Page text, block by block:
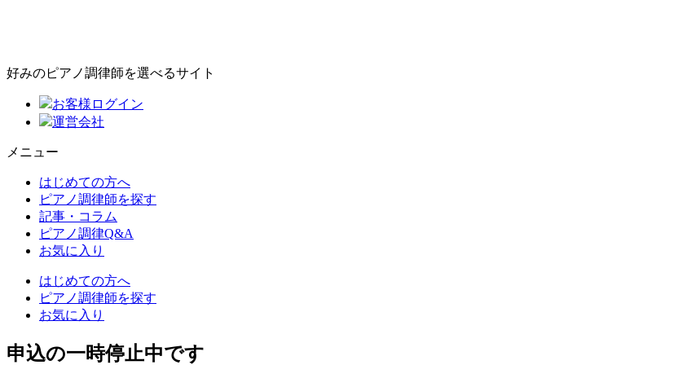
好みのピアノ調律師を選べるサイト
お客様ログイン
運営会社
メニュー
はじめての方へ
ピアノ調律師を探す
記事・コラム
ピアノ調律Q&A
お気に入り
はじめての方へ
ピアノ調律師を探す
お気に入り
申込の一時停止中です